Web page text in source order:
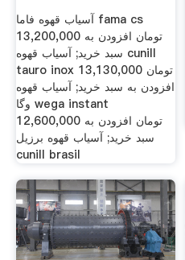
آسیاب قهوه فاما fama cs
13,200,000 تومان افزودن به
سبد خرید; آسیاب قهوه cunill
tauro inox 13,130,000 تومان
افزودن به سبد خرید; آسیاب قهوه
وگا wega instant
12,600,000 تومان افزودن به
سبد خرید; آسیاب قهوه برزیل
cunill brasil